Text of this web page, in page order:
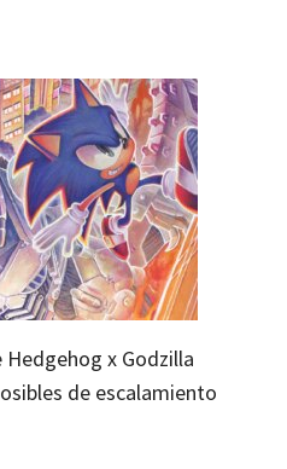
x Godzilla
de escalamiento